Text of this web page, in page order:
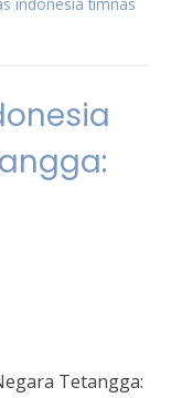
Tetangga: